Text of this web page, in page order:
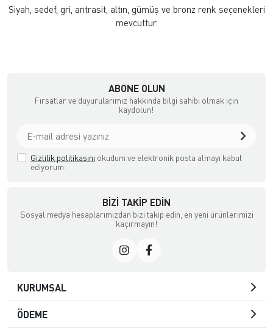
Siyah, sedef, gri, antrasit, altın, gümüş ve bronz renk seçenekleri
mevcuttur.
ABONE OLUN
Fırsatlar ve duyurularımız hakkında bilgi sahibi olmak için
kaydolun!
Gizlilik politikasını okudum ve elektronik posta almayı kabul
ediyorum.
BIZI TAKIP EDIN
Sosyal medya hesaplarımızdan bizi takip edin, en yeni ürünlerimizi
kaçırmayın!
KURUMSAL
ÖDEME